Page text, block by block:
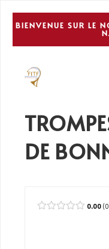
BIENVENUE SUR LE
DE
0.00 0